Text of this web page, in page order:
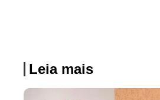
Leia mais